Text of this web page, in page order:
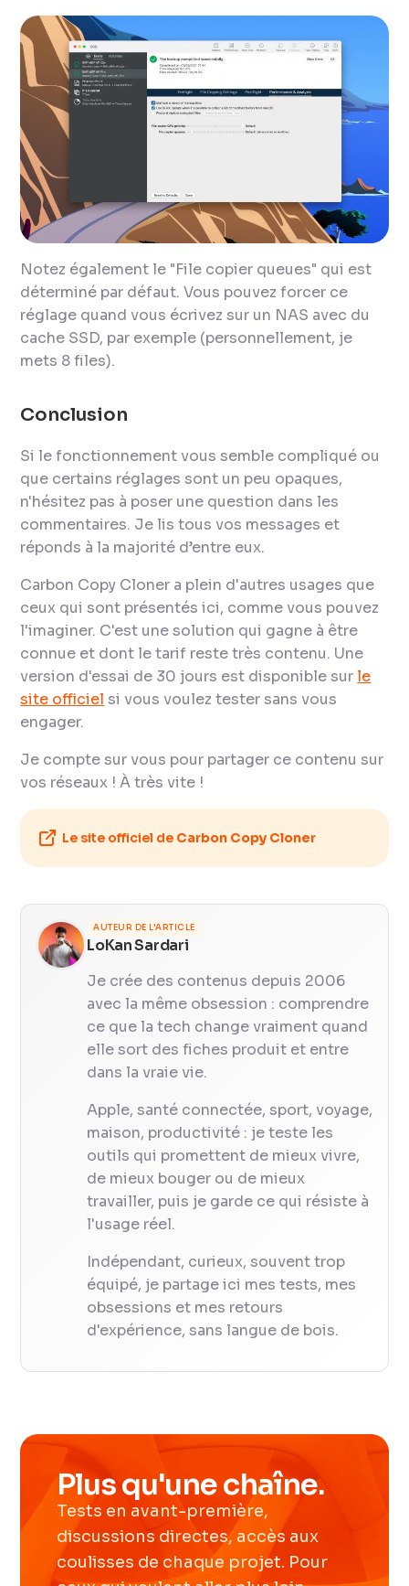
Notez également le "File copier queues" qui est
déterminé par défaut. Vous pouvez forcer ce
réglage quand vous écrivez sur un NAS avec du
cache SSD, par exemple (personnellement, je
mets 8 files).
Conclusion
Si le fonctionnement vous semble compliqué ou
que certains réglages sont un peu opaques,
n'hésitez pas à poser une question dans les
commentaires. Je lis tous vos messages et
réponds à la majorité d’entre eux.
Carbon Copy Cloner a plein d'autres usages que
ceux qui sont présentés ici, comme vous pouvez
l'imaginer. C'est une solution qui gagne à être
connue et dont le tarif reste très contenu. Une
version d'essai de 30 jours est disponible surle
site officiel si vous voulez tester sans vous
engager.
Je compte sur vous pour partager ce contenu sur
vos réseaux ! À très vite !
Le site officiel de Carbon Copy Cloner
AUTEUR DE L'ARTICLE
LoKan Sardari
Je crée des contenus depuis 2006
avec la même obsession : comprendre
ce que la tech change vraiment quand
elle sort des fiches produit et entre
dans la vraie vie.
Apple, santé connectée, sport, voyage,
maison, productivité : je teste les
outils qui promettent de mieux vivre,
de mieux bouger ou de mieux
travailler, puis je garde ce qui résiste à
l'usage réel.
Indépendant, curieux, souvent trop
équipé, je partage ici mes tests, mes
obsessions et mes retours
d'expérience, sans langue de bois.
Plus qu'une chaîne.
Tests en avant-première,
discussions directes, accès aux
coulisses de chaque projet. Pour